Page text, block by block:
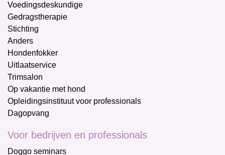
Voedingsdeskundige
Gedragstherapie
Stichting
Anders
Hondenfokker
Uitlaatservice
Trimsalon
Op vakantie met hond
Opleidingsinstituut voor professionals
Dagopvang
Voor bedrijven en professionals
Doggo seminars